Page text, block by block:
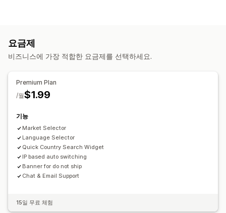
요금제
비즈니스에 가장 적합한 요금제를 선택하세요.
Premium Plan
$1.99
/월
기능
Market Selector
Language Selector
Quick Country Search Widget
IP based auto switching
Banner for do not ship
Chat & Email Support
15일 무료 체험